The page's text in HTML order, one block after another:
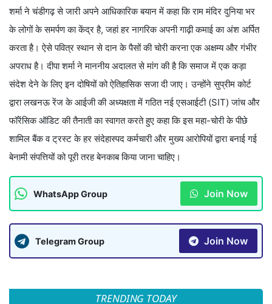
शर्मा ने चंडीगढ़ से जारी अपने आधिकारिक बयान में कहा कि राम मंदिर दुनिया भर
के लोगों के समर्पण का केंद्र है, जहां हर नागरिक अपनी गाढ़ी कमाई का अंश अर्पित
करता है। ऐसे पवित्र स्थान से दान के पैसों की चोरी करना एक अक्षम्य और गंभीर
अपराध है। दीपा शर्मा ने माननीय अदालत से मांग की है कि समाज में एक कड़ा
संदेश देने के लिए इन दोषियों को ऐतिहासिक सजा दी जाए। उन्होंने सुप्रीम कोर्ट
द्वारा लखनऊ रेंज के आईजी की अध्यक्षता में गठित नई एसआईटी (SIT) जांच और
फॉरेंसिक ऑडिट की तैनाती का स्वागत करते हुए कहा कि इस महा-चोरी के पीछे
शामिल बैंक व ट्रस्ट के हर संदेहास्पद कर्मचारी और मुख्य आरोपियों द्वारा बनाई गई
बेनामी संपत्तियों को पूरी तरह बेनकाब किया जाना चाहिए।
WhatsApp Group Join Now
Telegram Group Join Now
TRENDING TODAY